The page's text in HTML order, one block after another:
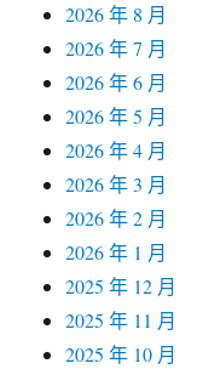
2026 年 8 月
2026 年 7 月
2026 年 6 月
2026 年 5 月
2026 年 4 月
2026 年 3 月
2026 年 2 月
2026 年 1 月
2025 年 12 月
2025 年 11 月
2025 年 10 月